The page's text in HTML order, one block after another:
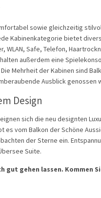
sowie gleichzeitig
Kabinenkategorie bietet
Safe, Telefon,
außerdem eine
Mehrheit der Kabinen sind
Ausblick genossen
Design
sich die neu designten
es vom Balkon der Schöne
der Sterne ein.
Suite.
gut gehen lassen. Kommen